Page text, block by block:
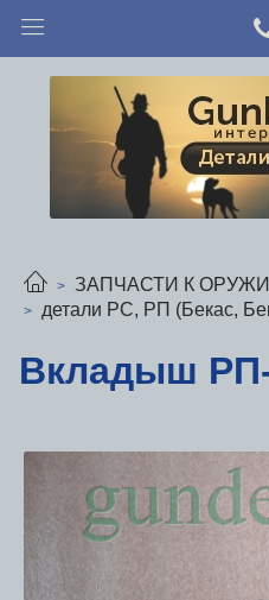
ЗАПЧАСТИ К
детали РС, РП (Бекас,
Вкладыш